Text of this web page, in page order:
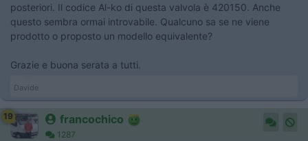
posteriori. Il codice Al-ko di questa valvola è 420150. Anche
questo sembra ormai introvabile. Qualcuno sa se ne viene
prodotto o proposto un modello equivalente?
Grazie e buona serata a tutti.
Davide
19 francochico
1287